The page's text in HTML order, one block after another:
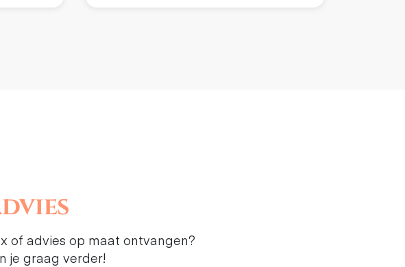
of advies op maat ontvangen?
je graag verder!